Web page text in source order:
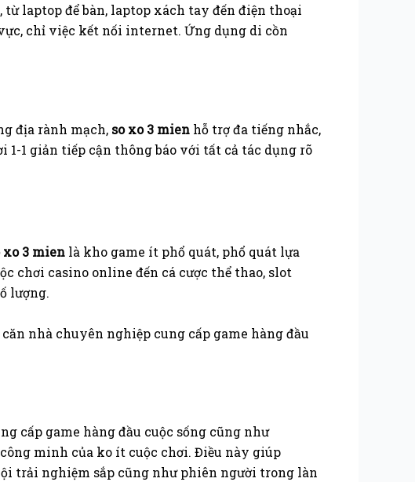
laptop để bàn, laptop xách tay đến điện thoại
chỉ việc kết nối internet. Ứng dụng di cồn
địa rành mạch, so xo 3 mien hỗ trợ đa tiếng nhắc,
1 giản tiếp cận thông báo với tất cả tác dụng rõ
xo 3 mien là kho game ít phổ quát, phổ quát lựa
chơi casino online đến cá cược thể thao, slot
lượng.
nhà chuyên nghiệp cung cấp game hàng đầu
cấp game hàng đầu cuộc sống cũng như
minh của ko ít cuộc chơi. Điều này giúp
trải nghiệm sắp cũng như phiên người trong làn